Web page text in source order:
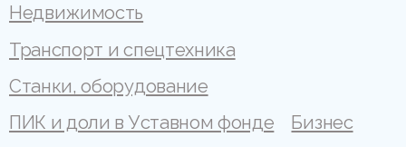
Недвижимость
Транспорт и спецтехника
Станки, оборудование
ПИК и доли в Уставном фонде
Бизнес